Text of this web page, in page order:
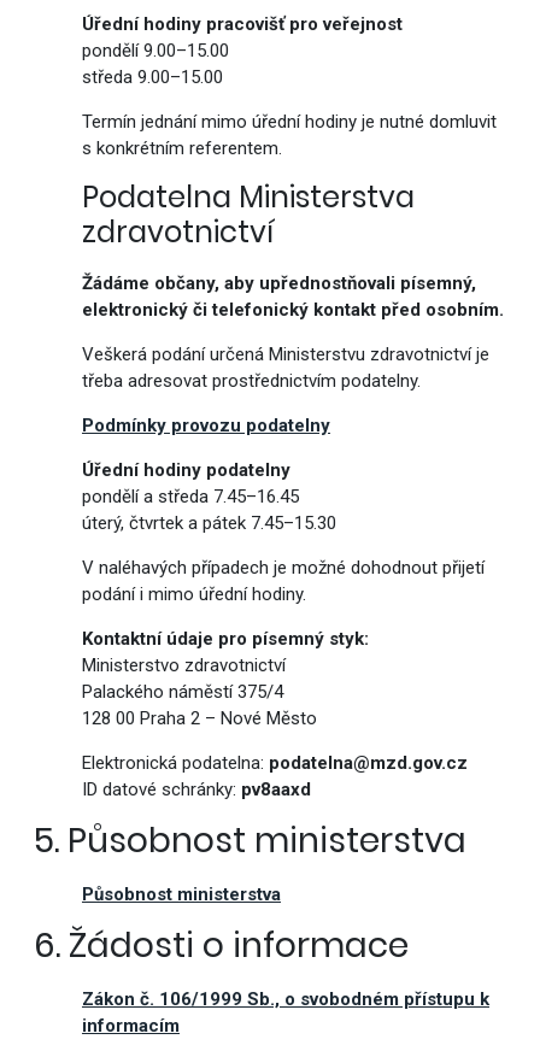
Úřední hodiny pracovišť pro veřejnost
pondělí 9.00–15.00
středa 9.00–15.00
Termín jednání mimo úřední hodiny je nutné domluvit
s konkrétním referentem.
Podatelna Ministerstva
zdravotnictví
Žádáme občany, aby upřednostňovali písemný,
elektronický či telefonický kontakt před osobním.
Veškerá podání určená Ministerstvu zdravotnictví je
třeba adresovat prostřednictvím podatelny.
Podmínky provozu podatelny
Úřední hodiny podatelny
pondělí a středa 7.45–16.45
úterý, čtvrtek a pátek 7.45–15.30
V naléhavých případech je možné dohodnout přijetí
podání i mimo úřední hodiny.
Kontaktní údaje pro písemný styk:
Ministerstvo zdravotnictví
Palackého náměstí 375/4
128 00 Praha 2 – Nové Město
Elektronická podatelna: podatelna@mzd.gov.cz
ID datové schránky: pv8aaxd
5. Působnost ministerstva
Působnost ministerstva
6. Žádosti o informace
Zákon č. 106/1999 Sb., o svobodném přístupu k
informacím